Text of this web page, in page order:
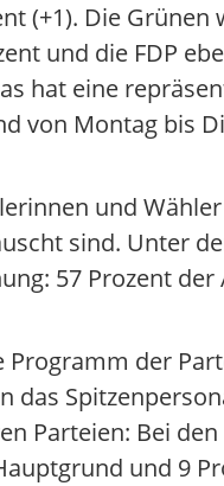
(+1). Die Grünen
und die FDP
hat eine
von Montag bis
und
sind. Unter
57 Prozent
der
das
Parteien: Bei
und 9